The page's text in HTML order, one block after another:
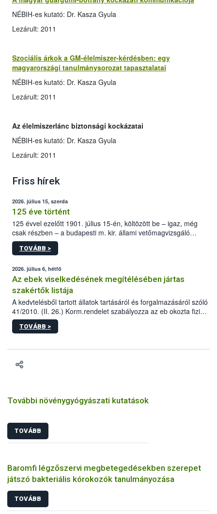
NÉBIH-es kutató: Dr. Kasza Gyula
Lezárult: 2011
Szociális árkok a GM-élelmiszer-kérdésben: egy
magyarországi tanulmánysorozat tapasztalatai
NÉBIH-es kutató: Dr. Kasza Gyula
Lezárult: 2011
Az élelmiszerlánc biztonsági kockázatai
NÉBIH-es kutató: Dr. Kasza Gyula
Lezárult: 2011
Friss hírek
2026. július 15, szerda
125 éve történt
125 évvel ezelőtt 1901. július 15-én, költözött be – igaz, még
csak részben – a budapesti m. kir. állami vetőmagvizsgáló
állomás a Kis Rókus utca 15. szám alatti, Czigler Győző által
tervezett új épületébe.
TOVÁBB >
2026. július 6, hétfő
Az ebek viselkedésének megítélésében jártas
szakértők listája
A kedvtelésből tartott állatok tartásáról és forgalmazásáról szóló
41/2010. (II. 26.) Korm.rendelet szabályozza az eb okozta fizikai
sérülés, illetve ennek veszélye keletkezésekor felmerülő
hatósági feladatokat, valamint a veszélyes eb tartását és annak
vonni az ebek viselkedésének megítélésében jártas szakértőt.
TOVÁBB >
További növénygyógyászati kutatások
TOVÁBB
Baromfi légzőszervi megbetegedésekben szerepet
játszó bakteriális kórokozók tanulmányozása
TOVÁBB